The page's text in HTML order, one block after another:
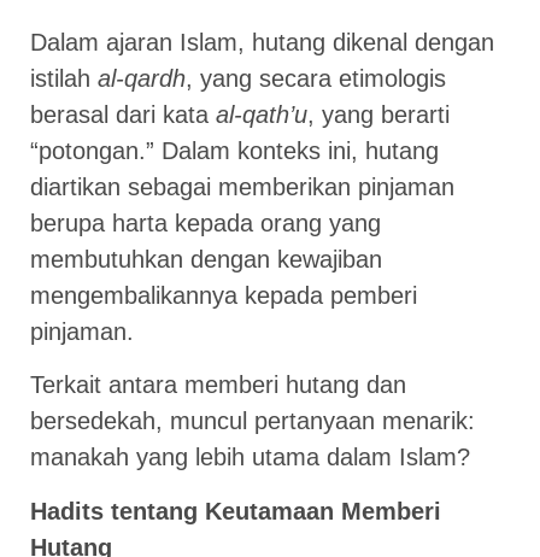
Dalam ajaran Islam, hutang dikenal dengan
istilah al-qardh, yang secara etimologis
berasal dari kata al-qath’u, yang berarti
“potongan.” Dalam konteks ini, hutang
diartikan sebagai memberikan pinjaman
berupa harta kepada orang yang
membutuhkan dengan kewajiban
mengembalikannya kepada pemberi
pinjaman.
Terkait antara memberi hutang dan
bersedekah, muncul pertanyaan menarik:
manakah yang lebih utama dalam Islam?
Hadits tentang Keutamaan Memberi
Hutang